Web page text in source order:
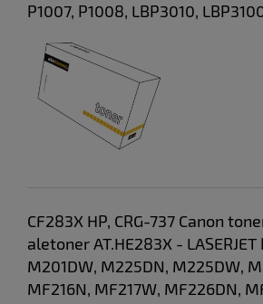
P1007, P1008, LBP3010,
CF283X HP, CRG-737 Canon
aletoner AT.HE283X - LASERJET
M201DW, M225DN, M225DW,
MF216N, MF217W, MF226DN,